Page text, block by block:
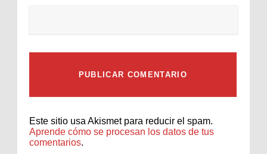
Este sitio usa Akismet para reducir el spam.
Aprende cómo se procesan los datos de tus
comentarios.